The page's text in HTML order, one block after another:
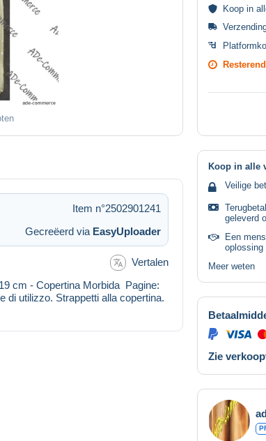
Koop in
Item n°2502901241
Gecreëerd via EasyUploader
Vertalen
cm - Copertina Morbida Pagine:
di utilizzo. Strappetti alla copertina.
Koop in alle
Veilige
geleverd
Een
oplossing
Meer weten
Zie